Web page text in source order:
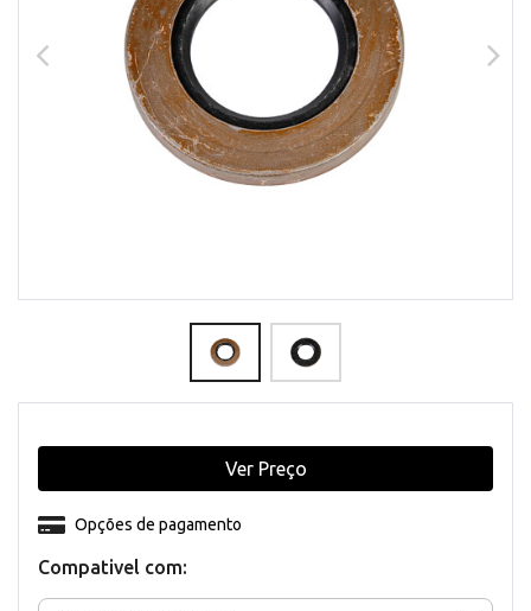
Compativel com:
Opções de pagamento
Ver Preço